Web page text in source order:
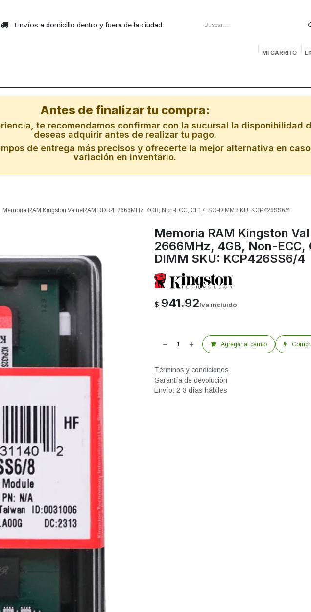
Envíos a domicilio dentro y fuera de la ciudad
MI CARRITO
Antes de finalizar tu compra:
te recomendamos confirmar con la sucursal la disponibilidad
deseas adquirir antes de realizar tu pago.
de entrega más precisos y ofrecerte la mejor alternativa en
variación en inventario.
Memoria RAM Kingston ValueRAM DDR4, 2666MHz, 4GB, Non-ECC, CL17, SO-DIMM SKU: KCP426SS6/4
Memoria RAM Kingston
2666MHz, 4GB, Non-ECC,
DIMM SKU: KCP426SS6/4
$ 941.92Iva incluido
Agregar al carrito
Términos y condiciones
Garantía de devolución
Envío: 2-3 días hábiles